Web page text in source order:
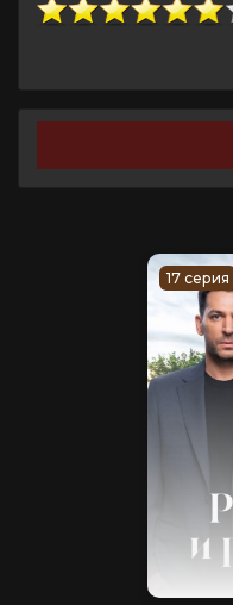
17 серия